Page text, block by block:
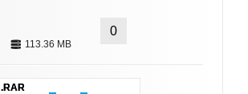
113.36 MB
0
.RAR